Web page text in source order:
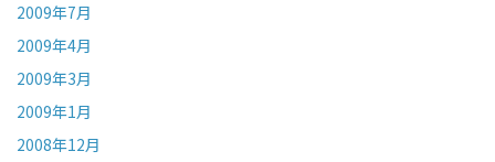
2009年7月
2009年4月
2009年3月
2009年1月
2008年12月